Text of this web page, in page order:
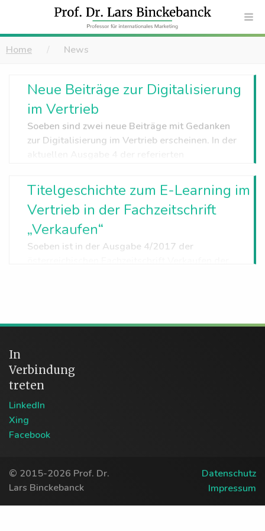
Home News
Neue Beiträge zur Digitalisierung
im Vertrieb
Soeben sind zwei neue Beiträge mit Gedanken
zur Digitalisierung im Vertrieb erscheinen. In der
mein Beitrag "Digital Sales Leadership"
enthalten. Außerdem ist im Sammelband "CSR
und Digitalisierung" ein Beitrag von Prof. Elste
und mir mit dem Titel "Wandel im Vertrieb durch
Digitalisierung" enthalten.
Titelgeschichte zum E-Learning im
Vertrieb in der Fachzeitschrift
„Verkaufen“
Soeben ist in der Ausgabe 4/2017 der
Zum Inhalt: In der Aus- und Weiterbildung für
Verkäufer ist E-Learning seit über 20 Jahren
heißes Thema. Immer wieder wurde die große
Revolution angekündigt, doch Praxiserfahrungen
waren stets eher durchwachsen. Aktuelle
In
Verbindung
treten
LinkedIn
Xing
Facebook
© 2015-2026 Prof. Dr.
Lars Binckebanck
Datenschutz
Impressum